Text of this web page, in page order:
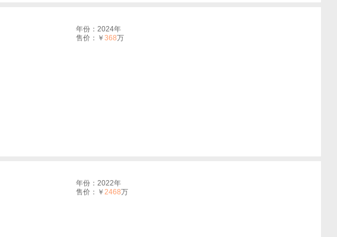
年份：2024年
售价：￥368万
年份：2022年
售价：￥2468万